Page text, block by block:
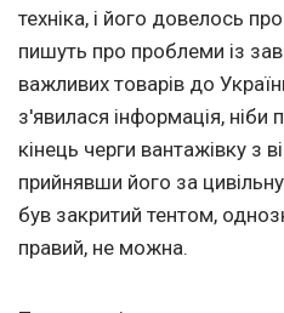
техніка, і його довелось
пишуть про проблеми із
важливих товарів до
з'явилася інформація, ніби
кінець черги вантажівку з
прийнявши його за
був закритий тентом,
правий, не можна.